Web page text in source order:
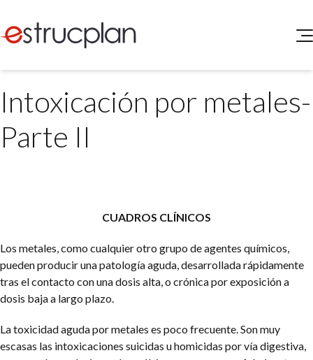
SERVICIOS
Medio Ambiente
INGRESAR
Matriz Premium
Intoxicación por metales-
Parte II
CUADROS CLÍNICOS
Los metales, como cualquier otro grupo de agentes químicos,
pueden producir una patología aguda, desarrollada rápidamente
tras el contacto con una dosis alta, o crónica por exposición a
dosis baja a largo plazo.
La toxicidad aguda por metales es poco frecuente. Son muy
escasas las intoxicaciones suicidas u homicidas por vía digestiva,